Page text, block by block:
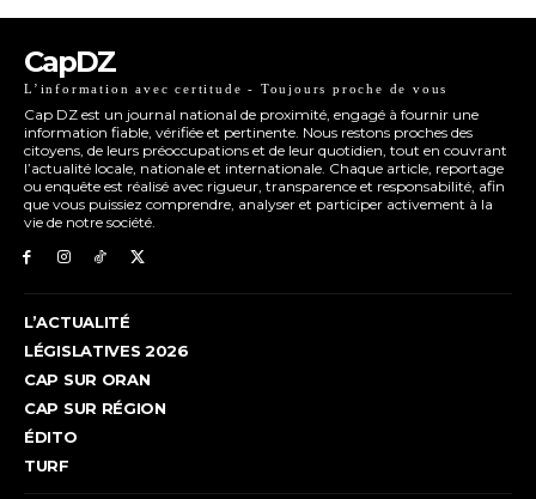
CapDZ
L’information avec certitude - Toujours proche de vous
Cap DZ est un journal national de proximité, engagé à fournir une
information fiable, vérifiée et pertinente. Nous restons proches des
citoyens, de leurs préoccupations et de leur quotidien, tout en couvrant
l’actualité locale, nationale et internationale. Chaque article, reportage
ou enquête est réalisé avec rigueur, transparence et responsabilité, afin
que vous puissiez comprendre, analyser et participer activement à la
vie de notre société.
L’ACTUALITÉ
LÉGISLATIVES 2026
CAP SUR ORAN
CAP SUR RÉGION
ÉDITO
TURF